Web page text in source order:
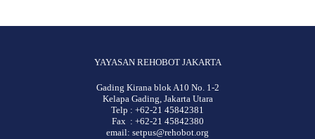
YAYASAN REHOBOT JAKARTA
Gading Kirana blok A10 No. 1-2
Kelapa Gading, Jakarta Utara
Telp : +62-21 45842381
Fax : +62-21 45842380
email: setpus@rehobot.org